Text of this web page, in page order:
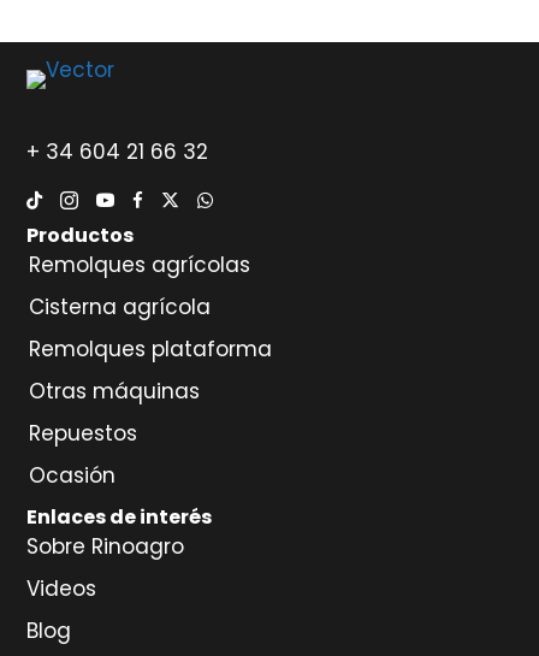
+ 34 604 21 66 32
Productos
Remolques agrícolas
Cisterna agrícola
Remolques plataforma
Otras máquinas
Repuestos
Ocasión
Enlaces de interés
Sobre Rinoagro
Videos
Blog